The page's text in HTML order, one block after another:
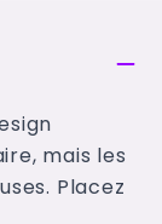
mais les
Placez